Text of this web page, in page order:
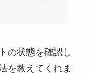
の状態を確認し
を教えてくれま